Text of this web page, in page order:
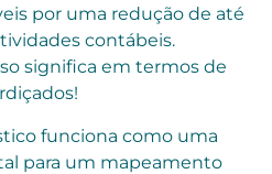
por uma redução de até
contábeis.
significa em termos de
funciona como uma
para um mapeamento